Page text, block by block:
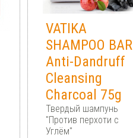
VATIKA
SHAMPOO BAR
Anti-Dandruff
Cleansing
Charcoal 75g
Твердый шампунь
"Против перхоти с
Углём"